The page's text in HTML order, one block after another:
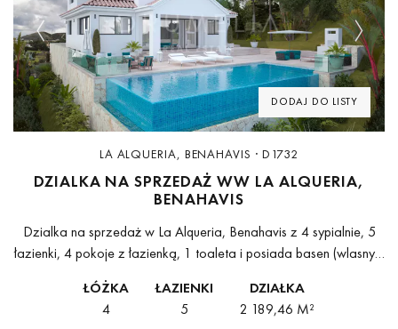
DODAJ DO LISTY
Previous Next
LA ALQUERIA, BENAHAVIS · D1732
DZIALKA NA SPRZEDAŻ WW LA ALQUERIA,
BENAHAVIS
Dzialka na sprzedaż w La Alqueria, Benahavis z 4 sypialnie, 5
łazienki, 4 pokoje z łazienką, 1 toaleta i posiada basen (wlasny) i
ŁÓŻKA
4
ŁAZIENKI
5
DZIAŁKA
2 189,46 M²